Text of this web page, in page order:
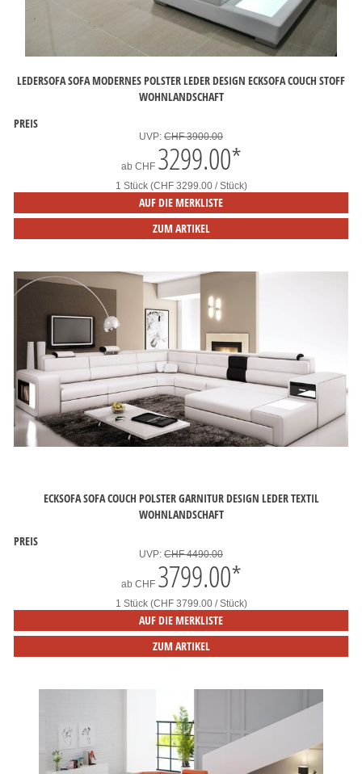
LEDERSOFA SOFA MODERNES POLSTER LEDER DESIGN ECKSOFA COUCH STOFF
WOHNLANDSCHAFT
PREIS
UVP: CHF 3900.00
ab CHF 3299.00*
1 Stück (CHF 3299.00 / Stück)
AUF DIE MERKLISTE
ZUM ARTIKEL
ECKSOFA SOFA COUCH POLSTER GARNITUR DESIGN LEDER TEXTIL
WOHNLANDSCHAFT
PREIS
UVP: CHF 4490.00
ab CHF 3799.00*
1 Stück (CHF 3799.00 / Stück)
AUF DIE MERKLISTE
ZUM ARTIKEL